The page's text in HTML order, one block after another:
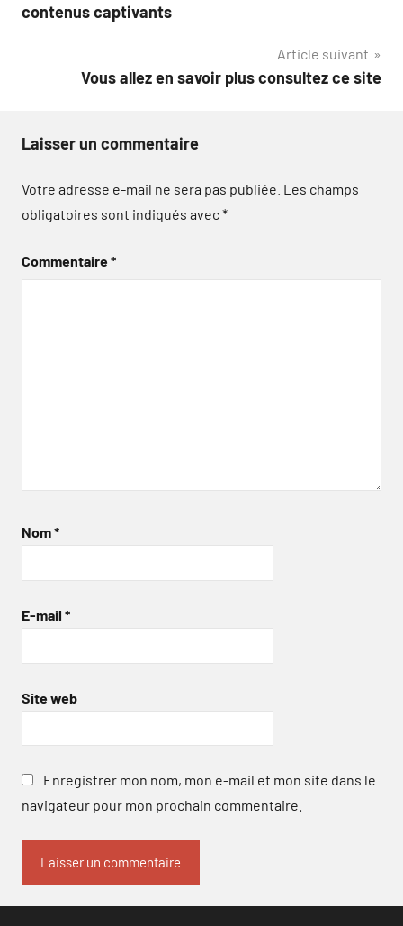
l’article
contenus captivants
Article suivant
Vous allez en savoir plus consultez ce site
Laisser un commentaire
Votre adresse e-mail ne sera pas publiée. Les champs
obligatoires sont indiqués avec*
Commentaire*
Nom*
E-mail *
Site web
Enregistrer mon nom, mon e-mail et mon site dans le
navigateur pour mon prochain commentaire.